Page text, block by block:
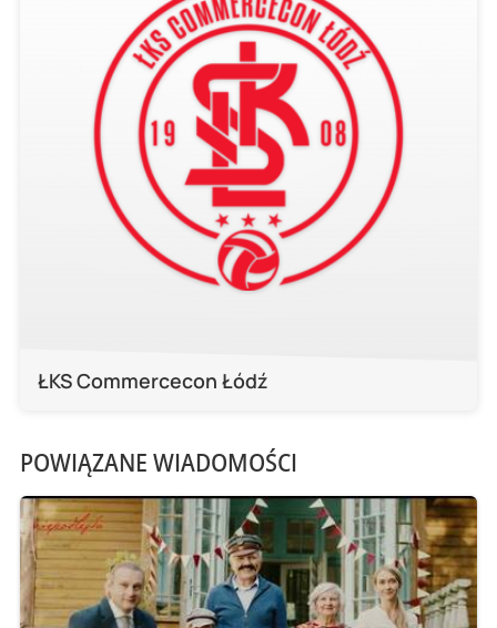
ŁKS Commercecon Łódź
POWIĄZANE WIADOMOŚCI